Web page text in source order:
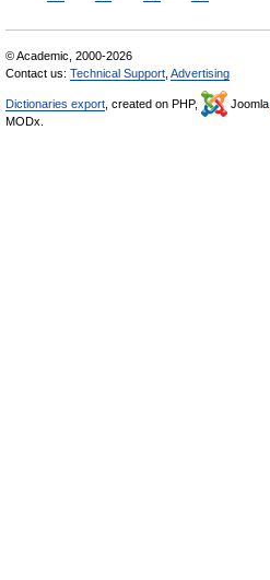
© Academic, 2000-2026
Contact us: Technical Support Advertising
Dictionaries export , created on PHP, Joomla,
MODx.